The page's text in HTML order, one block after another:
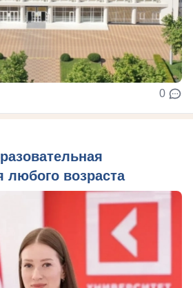
0
любого возраста